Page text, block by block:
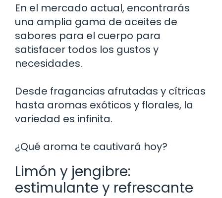
En el mercado actual, encontrarás
una amplia gama de aceites de
sabores para el cuerpo para
satisfacer todos los gustos y
necesidades.
Desde fragancias afrutadas y cítricas
hasta aromas exóticos y florales, la
variedad es infinita.
¿Qué aroma te cautivará hoy?
Limón y jengibre:
estimulante y refrescante